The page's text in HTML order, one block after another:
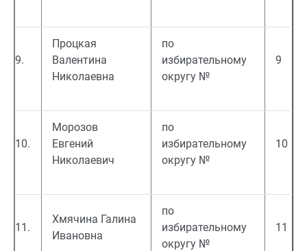
9.
Процкая
Валентина
Николаевна
по
избирательному
округу №
9
10.
Морозов
Евгений
Николаевич
по
избирательному
округу №
10
11.
Хмячина Галина
Ивановна
по
избирательному
округу №
11